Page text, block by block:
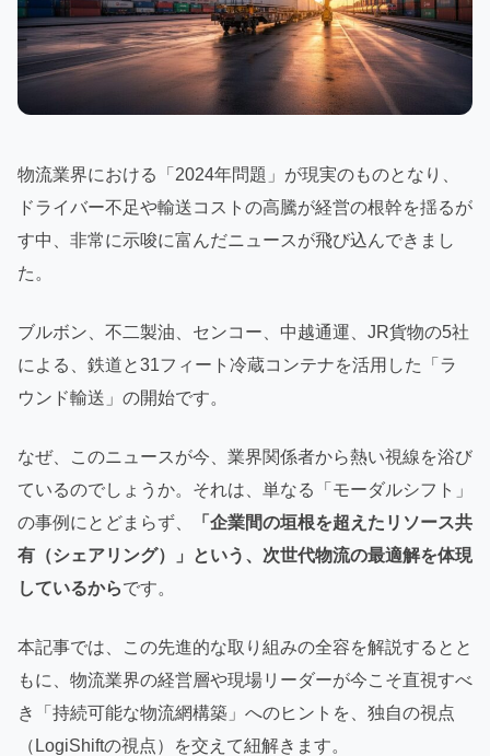
物流業界における「2024年問題」が現実のものとなり、
ドライバー不足や輸送コストの高騰が経営の根幹を揺るが
す中、非常に示唆に富んだニュースが飛び込んできまし
た。
ブルボン、不二製油、センコー、中越通運、JR貨物の5社
による、鉄道と31フィート冷蔵コンテナを活用した「ラ
ウンド輸送」の開始です。
なぜ、このニュースが今、業界関係者から熱い視線を浴び
ているのでしょうか。それは、単なる「モーダルシフト」
の事例にとどまらず、
「企業間の垣根を超えたリソース共
有（シェアリング）」という、次世代物流の最適解を体現
しているからです。
本記事では、この先進的な取り組みの全容を解説するとと
もに、物流業界の経営層や現場リーダーが今こそ直視すべ
き「持続可能な物流網構築」へのヒントを、独自の視点
（LogiShiftの視点）を交えて紐解きます。